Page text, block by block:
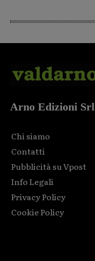
Arno Edizioni Srl
Chi siamo
Contatti
Pubblicità su Vpost
Info Legali
Privacy Policy
Cookie Policy